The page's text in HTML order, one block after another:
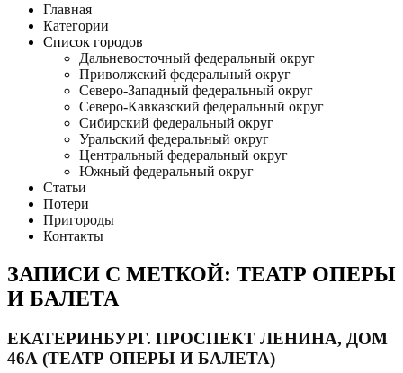
Главная
Категории
Список городов
Дальневосточный федеральный округ
Приволжский федеральный округ
Северо-Западный федеральный округ
Северо-Кавказский федеральный округ
Сибирский федеральный округ
Уральский федеральный округ
Центральный федеральный округ
Южный федеральный округ
Статьи
Потери
Пригороды
Контакты
ЗАПИСИ С МЕТКОЙ: ТЕАТР ОПЕРЫ
И БАЛЕТА
ЕКАТЕРИНБУРГ. ПРОСПЕКТ ЛЕНИНА, ДОМ
46А (ТЕАТР ОПЕРЫ И БАЛЕТА)